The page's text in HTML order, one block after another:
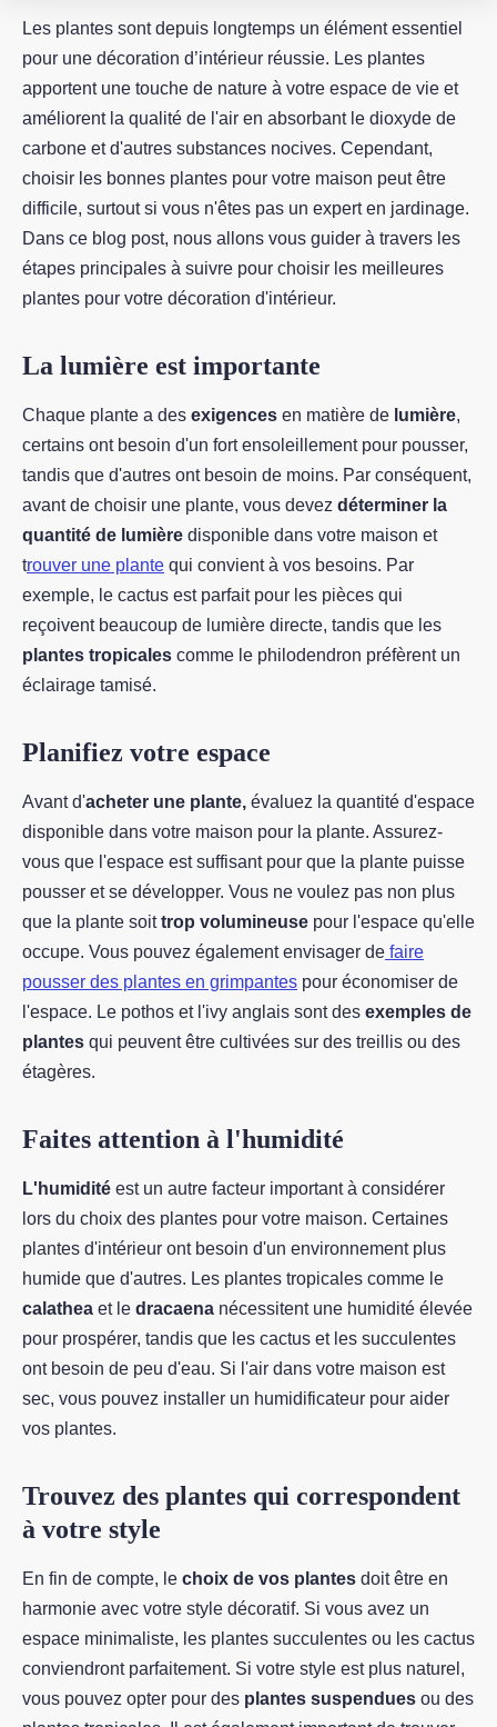
Les plantes sont depuis longtemps un élément essentiel
pour une décoration d’intérieur réussie. Les plantes
apportent une touche de nature à votre espace de vie et
améliorent la qualité de l'air en absorbant le dioxyde de
carbone et d'autres substances nocives. Cependant,
choisir les bonnes plantes pour votre maison peut être
difficile, surtout si vous n'êtes pas un expert en jardinage.
Dans ce blog post, nous allons vous guider à travers les
étapes principales à suivre pour choisir les meilleures
plantes pour votre décoration d'intérieur.
La lumière est importante
Chaque plante a des exigences en matière de lumière,
certains ont besoin d'un fort ensoleillement pour pousser,
tandis que d'autres ont besoin de moins. Par conséquent,
avant de choisir une plante, vous devez déterminer la
quantité de lumière disponible dans votre maison et
trouver une plante qui convient à vos besoins. Par
exemple, le cactus est parfait pour les pièces qui
reçoivent beaucoup de lumière directe, tandis que les
plantes tropicales comme le philodendron préfèrent un
éclairage tamisé.
Planifiez votre espace
Avant d'acheter une plante, évaluez la quantité d'espace
disponible dans votre maison pour la plante. Assurez-
vous que l'espace est suffisant pour que la plante puisse
pousser et se développer. Vous ne voulez pas non plus
que la plante soittrop volumineuse pour l'espace qu'elle
occupe. Vous pouvez également envisager de faire
pousser des plantes en grimpantes pour économiser de
l'espace. Le pothos et l'ivy anglais sont des exemples de
plantes qui peuvent être cultivées sur des treillis ou des
étagères.
Faites attention à l'humidité
L'humidité est un autre facteur important à considérer
lors du choix des plantes pour votre maison. Certaines
plantes d'intérieur ont besoin d'un environnement plus
humide que d'autres. Les plantes tropicales comme le
calathea et le dracaena nécessitent une humidité élevée
pour prospérer, tandis que les cactus et les succulentes
ont besoin de peu d'eau. Si l'air dans votre maison est
sec, vous pouvez installer un humidificateur pour aider
vos plantes.
Trouvez des plantes qui correspondent
à votre style
En fin de compte, le choix de vos plantes doit être en
harmonie avec votre style décoratif. Si vous avez un
espace minimaliste, les plantes succulentes ou les cactus
conviendront parfaitement. Si votre style est plus naturel,
vous pouvez opter pour des plantes suspendues ou des